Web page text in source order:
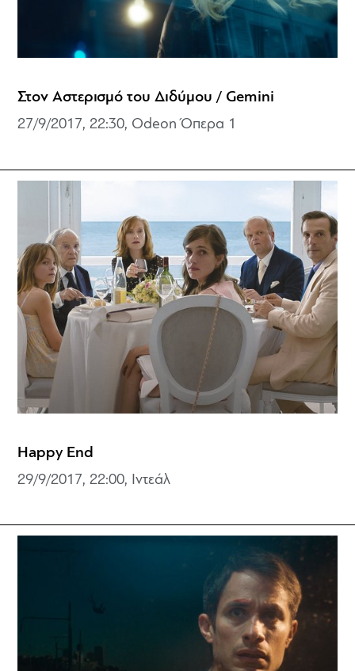
Στον Αστερισμό του Διδύμου / Gemini
27/9/2017, 22:30, Odeon Όπερα 1
Happy End
29/9/2017, 22:00, Ιντεάλ